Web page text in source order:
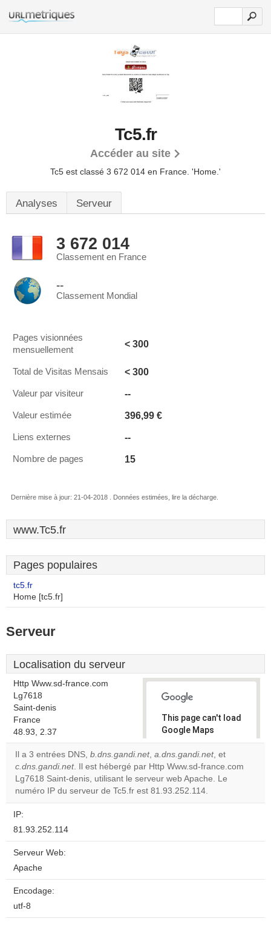
Tc5.fr
Accéder au site
Tc5 est classé 3 672 014 en France. 'Home.'
Analyses Serveur
3 672 014
Classement en France
--
Classement Mondial
Pages visionnées
mensuellement
< 300
Total de Visitas Mensais < 300
Valeur par visiteur --
Valeur estimée 396,99 €
Liens externes --
Nombre de pages 15
Dernière mise à jour: 21-04-2018 . Données estimées, lire la décharge.
www.Tc5.fr
Pages populaires
tc5.fr
Home [tc5.fr]
Serveur
Localisation du serveur
Http Www.sd-france.com
Lg7618
Saint-denis
France
48.93, 2.37
This page can't load
Google Maps
correctly.
Do you
own this
website?
Il a 3 entrées DNS, b.dns.gandi.net, a.dns.gandi.net, et
c.dns.gandi.net. Il est hébergé par Http Www.sd-france.com
Lg7618 Saint-denis, utilisant le serveur web Apache. Le
numéro IP du serveur de Tc5.fr est 81.93.252.114.
IP:
81.93.252.114
Serveur Web:
Apache
Encodage:
utf-8